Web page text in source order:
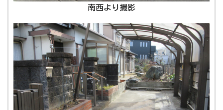
南西より撮影